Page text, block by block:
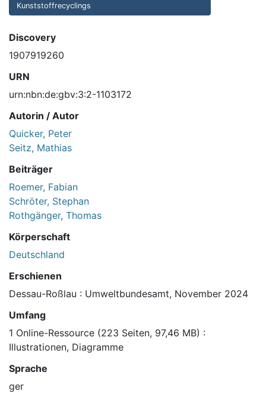
Kunststoffrecyclings
Discovery
1907919260
URN
urn:nbn:de:gbv:3:2-1103172
Autorin / Autor
Quicker, Peter
Seitz, Mathias
Beiträger
Roemer, Fabian
Schröter, Stephan
Rothgänger, Thomas
Körperschaft
Deutschland
Erschienen
Dessau-Roßlau : Umweltbundesamt, November 2024
Umfang
1 Online-Ressource (223 Seiten, 97,46 MB) :
Illustrationen, Diagramme
Sprache
ger